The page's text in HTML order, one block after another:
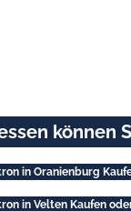
können
in Oranienburg
in Velten Kaufen